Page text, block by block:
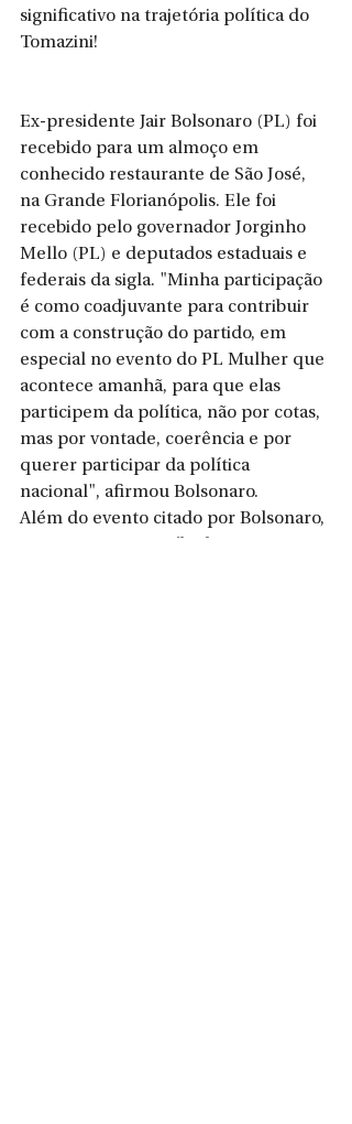
significativo na trajetória política do
Tomazini!
Ex-presidente Jair Bolsonaro (PL) foi
recebido para um almoço em
conhecido restaurante de São José,
na Grande Florianópolis. Ele foi
recebido pelo governador Jorginho
Mello (PL) e deputados estaduais e
federais da sigla. "Minha participação
é como coadjuvante para contribuir
com a construção do partido, em
especial no evento do PL Mulher que
acontece amanhã, para que elas
participem da política, não por cotas,
mas por vontade, coerência e por
querer participar da política
nacional", afirmou Bolsonaro.
Além do evento citado por Bolsonaro,